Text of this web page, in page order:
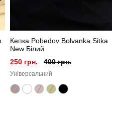
котон
Кепка Pobedov Bolvanka Sitka
New Білий
250 грн.
400 грн.
Універсальний